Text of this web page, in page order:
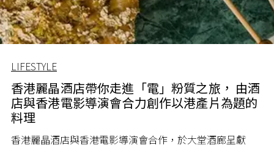
LIFESTYLE
香港麗晶酒店帶你走進「電」粉質之旅， 由酒
店與香港電影導演會合力創作以港產片為題的
料理
香港麗晶酒店與香港電影導演會合作，於大堂酒廊呈獻